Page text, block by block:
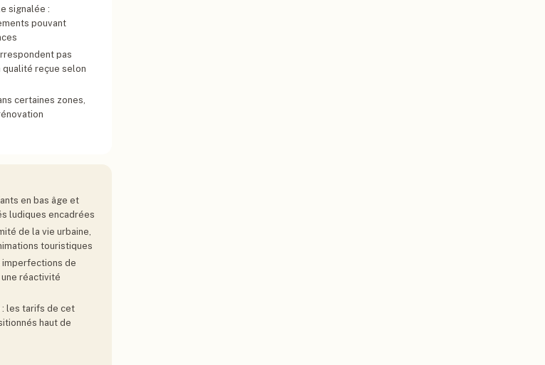
signalée :
pouvant
pas
reçue selon
certaines zones,
en bas âge et
ludiques encadrées
de la vie urbaine,
touristiques
imperfections de
réactivité
les tarifs de cet
haut de